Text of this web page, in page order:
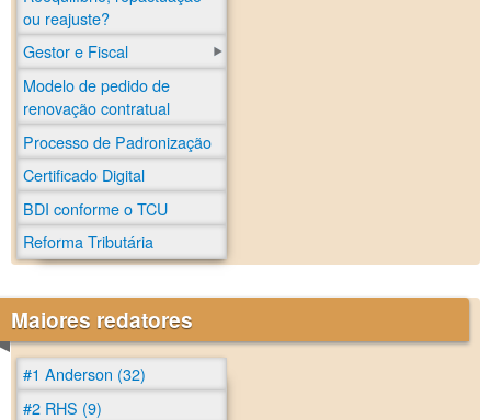
ou reajuste?
Gestor e Fiscal
Modelo de pedido de
renovação contratual
Processo de Padronização
Certificado Digital
BDI conforme o TCU
Reforma Tributária
Maiores redatores
#1 Anderson (32)
#2 RHS (9)